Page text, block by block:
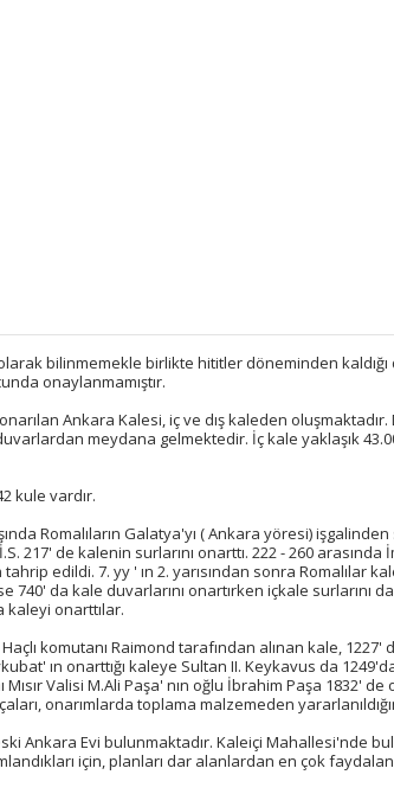
bilinmemekle birlikte hititler döneminden
onaylanmamıştır.
Ankara Kalesi, iç ve dış kaleden oluşmaktadır.
meydana gelmektedir. İç kale yaklaşık
kule vardır.
Romalıların Galatya'yı ( Ankara yöresi)
217' de kalenin surlarını onarttı. 222 - 260
edildi. 7. yy ' ın 2. yarısından sonra Romalılar
740' da kale duvarlarını onartırken içkale surlarını
onarttılar.
komutanı Raimond tarafından alınan kale, 1227'
ın onarttığı kaleye Sultan II. Keykavus da
Valisi M.Ali Paşa' nın oğlu İbrahim Paşa 1832' de
onarımlarda toplama malzemeden
Ankara Evi bulunmaktadır. Kaleiçi Mahallesi'nde
için, planları dar alanlardan en çok